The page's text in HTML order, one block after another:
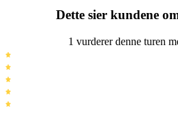
Dette sier kundene
1 vurderer denne turen